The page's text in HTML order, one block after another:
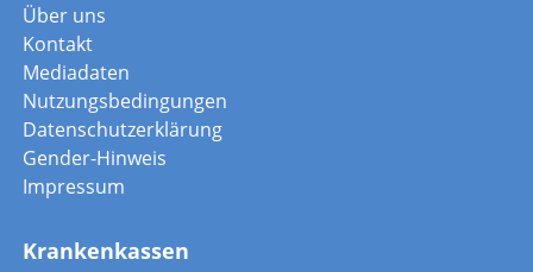
Über uns
Kontakt
Mediadaten
Nutzungsbedingungen
Datenschutzerklärung
Gender-Hinweis
Impressum
Krankenkassen